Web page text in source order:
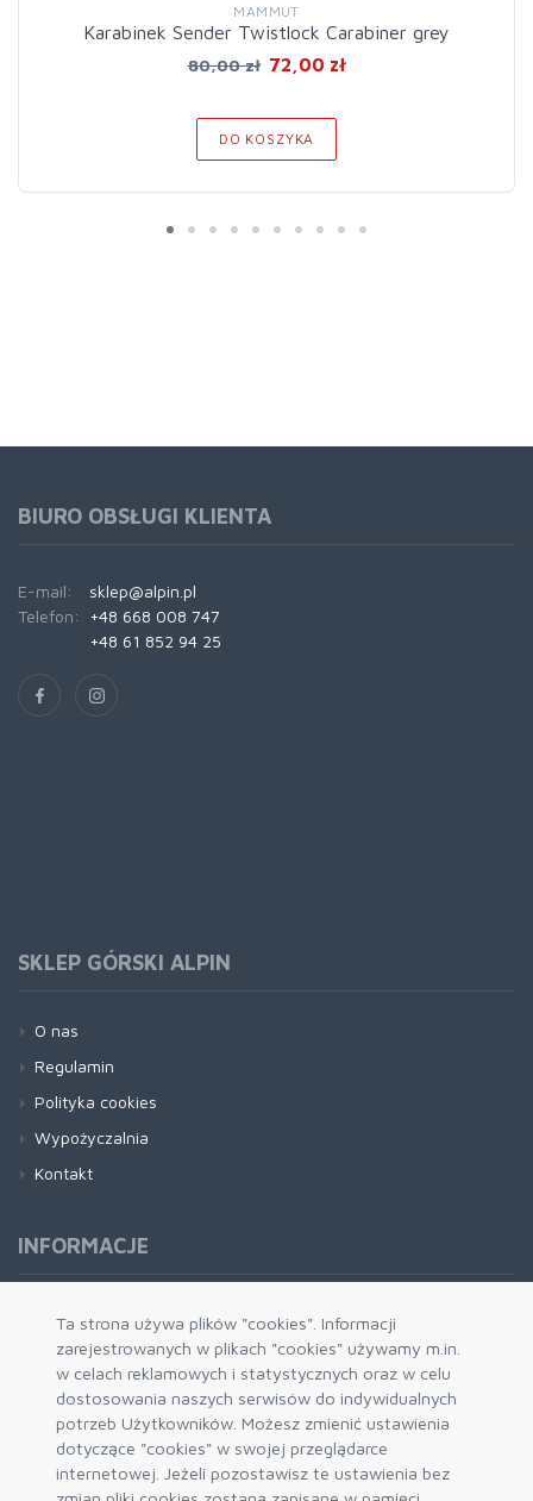
Ta strona używa plików "cookies". Informacji
zarejestrowanych w plikach "cookies" używamy m.in.
w celach reklamowych i statystycznych oraz w celu
dostosowania naszych serwisów do indywidualnych
potrzeb Użytkowników. Możesz zmienić ustawienia
dotyczące "cookies" w swojej przeglądarce
internetowej. Jeżeli pozostawisz te ustawienia bez
MAMMUT
Karabinek Sender Twistlock Carabiner grey
80,00 zł 72,00 zł
DO KOSZYKA
BIURO OBSŁUGI KLIENTA
E-mail:
sklep@alpin.pl
Telefon:
+48 668 008 747
+48 61 852 94 25
SKLEP GÓRSKI ALPIN
O nas
Regulamin
Polityka cookies
Wypożyczalnia
Kontakt
INFORMACJE
Formy płatności
Dostawa i wysyłka
Zwrot i wymiana
System rabatowy
Kody rabatowe
Blog